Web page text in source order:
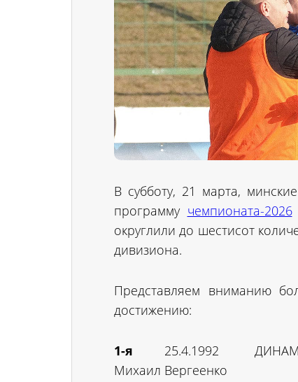
В субботу, 21 марта,
программу чемпионата-2026
округлили до шестисот
дивизиона.
Представляем вниманию
достижению:
1-я 25.4.1992
Михаил Вергеенко